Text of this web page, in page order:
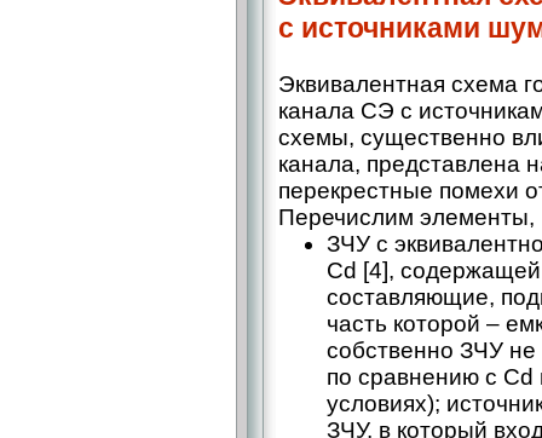
с источниками
Эквивалентная схема
канала СЭ с
схемы, существенно
канала, представлена
перекрестные помехи
Перечислим элементы,
ЗЧУ с
Сd [4], содержащей
составляющие,
часть которой –
собственно ЗЧУ не
по сравнению с Сd
условиях);
ЗЧУ, в который